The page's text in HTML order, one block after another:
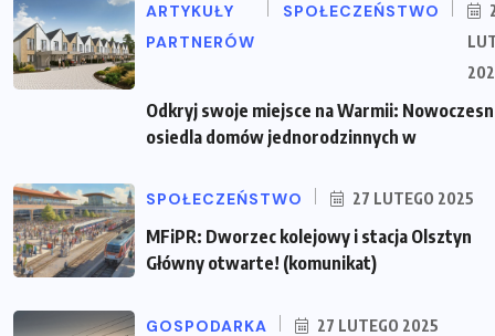
ARTYKUŁY
PARTNERÓW
SPOŁECZEŃSTWO
Odkryj swoje miejsce na Warmii:
osiedla domów jednorodzinnych w
SPOŁECZEŃSTWO 27 LUTEGO 2025
MFiPR: Dworzec kolejowy i stacja Olsztyn
Główny otwarte! (komunikat)
GOSPODARKA 27 LUTEGO 2025